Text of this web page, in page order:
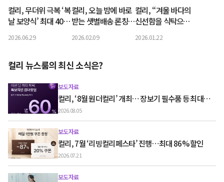
컬리, 무더위 극복 ‘복
날 보양식’ 최대 40%
2026.06.29
컬리, 오늘 밤에 바로
받는 샛별배송 론칭…
면 자정 전 도착
2026.02.09
컬리, “겨울 바다의
신선함을 식탁으
대 33% 할인
2026.01.22
컬리 뉴스룸의 최신 소식은?
보도자료
컬리, ‘8월 원더컬리’ 개최… 장보기 필수품 등 최대
60% 할인
2026.08.05
보도자료
컬리, 7월 ‘리빙컬리페스타’ 진행…최대 86% 할인
2026.07.21
보도자료